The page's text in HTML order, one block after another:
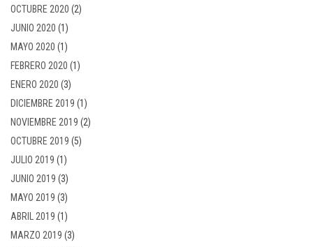
OCTUBRE 2020 (2)
JUNIO 2020 (1)
MAYO 2020 (1)
FEBRERO 2020 (1)
ENERO 2020 (3)
DICIEMBRE 2019 (1)
NOVIEMBRE 2019 (2)
OCTUBRE 2019 (5)
JULIO 2019 (1)
JUNIO 2019 (3)
MAYO 2019 (3)
ABRIL 2019 (1)
MARZO 2019 (3)